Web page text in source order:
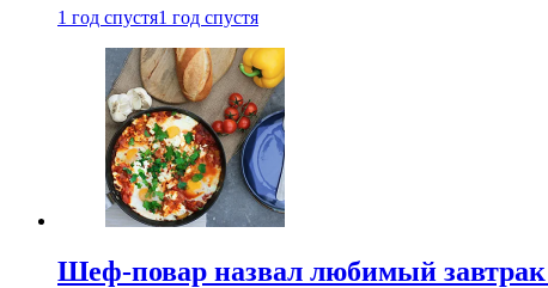
1 год спустя1 год спустя
Шеф-повар назвал любимый завтрак